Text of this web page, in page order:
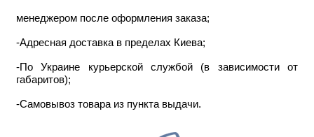
менеджером после оформления заказа;
-Адресная доставка в пределах Киева;
-По Украине курьерской службой (в зависимости от
габаритов);
-Самовывоз товара из пункта выдачи.